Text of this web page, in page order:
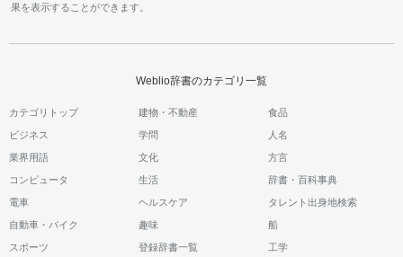
果を表示することができます。
Weblio辞書のカテゴリ一覧
カテゴリトップ 建物・不動産 食品
ビジネス 学問 人名
業界用語 文化 方言
コンピュータ 生活 辞書・百科事典
電車 ヘルスケア タレント出身地検索
自動車・バイク 趣味 船
スポーツ 登録辞書一覧 工学